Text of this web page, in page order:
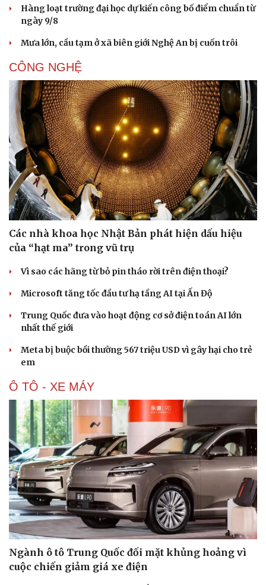
Văn hóa
Sân khấu - Điện ảnh
Văn học
Âm nhạc
Giải trí
Sao Việt
Hàng loạt trường đại học dự kiến công bố điểm chuẩn từ
ngày 9/8
Mưa lớn, cầu tạm ở xã biên giới Nghệ An bị cuốn trôi
CÔNG NGHỆ
Các nhà khoa học Nhật Bản phát hiện dấu hiệu
của “hạt ma” trong vũ trụ
Vì sao các hãng từ bỏ pin tháo rời trên điện thoại?
Microsoft tăng tốc đầu tư hạ tầng AI tại Ấn Độ
Trung Quốc đưa vào hoạt động cơ sở điện toán AI lớn
nhất thế giới
Meta bị buộc bồi thường 567 triệu USD vì gây hại cho trẻ
em
Ô TÔ - XE MÁY
Ngành ô tô Trung Quốc đối mặt khủng hoảng vì
cuộc chiến giảm giá xe điện